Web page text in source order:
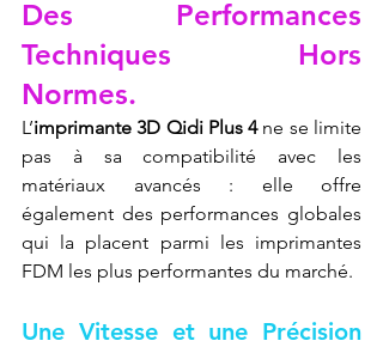
Des Performances
Techniques Hors
Normes.
L’imprimante 3D Qidi Plus 4 ne se limite
pas à sa compatibilité avec les
matériaux avancés : elle offre
également des performances globales
qui la placent parmi les imprimantes
FDM les plus performantes du marché.
Une Vitesse et une Précision